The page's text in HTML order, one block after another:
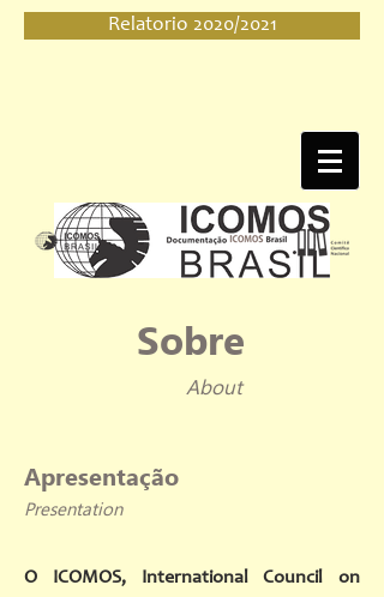
Relatorio 2020/2021
Sobre
About
Apresentação
Presentation
O ICOMOS, International Council on